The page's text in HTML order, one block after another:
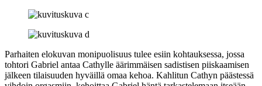
Parhaiten elokuvan monipuolisuus tulee esiin kohtauksessa, jossa
tohtori Gabriel antaa Cathylle äärimmäisen sadistisen piiskaamisen
jälkeen tilaisuuden hyväillä omaa kehoa. Kahlitun Cathyn päästessä